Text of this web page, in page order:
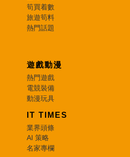
筍買着數
旅遊筍料
熱門話題
遊戲動漫
熱門遊戲
電競裝備
動漫玩具
IT TIMES
業界頭條
AI 策略
名家專欄